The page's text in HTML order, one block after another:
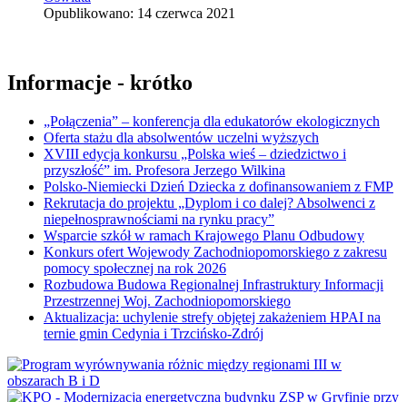
Opublikowano: 14 czerwca 2021
Informacje - krótko
„Połączenia” – konferencja dla edukatorów ekologicznych
Oferta stażu dla absolwentów uczelni wyższych
XVIII edycja konkursu „Polska wieś – dziedzictwo i
przyszłość” im. Profesora Jerzego Wilkina
Polsko-Niemiecki Dzień Dziecka z dofinansowaniem z FMP
Rekrutacja do projektu „Dyplom i co dalej? Absolwenci z
niepełnosprawnościami na rynku pracy”
Wsparcie szkół w ramach Krajowego Planu Odbudowy
Konkurs ofert Wojewody Zachodniopomorskiego z zakresu
pomocy społecznej na rok 2026
Rozbudowa Budowa Regionalnej Infrastruktury Informacji
Przestrzennej Woj. Zachodniopomorskiego
Aktualizacja: uchylenie strefy objętej zakażeniem HPAI na
ternie gmin Cedynia i Trzcińsko-Zdrój